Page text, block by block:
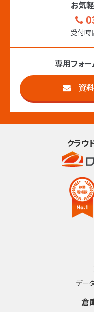
お気
受付時
専用フォ
資
クラウ
デー
倉